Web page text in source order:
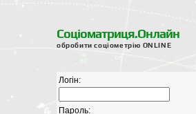
Соціоматриця.Онлайн
обробити соціометрію ONLINE
Логін:
Пароль: